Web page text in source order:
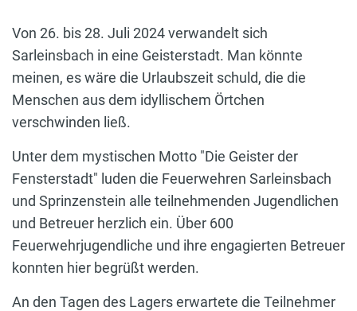
Von 26. bis 28. Juli 2024 verwandelt sich
Sarleinsbach in eine Geisterstadt. Man könnte
meinen, es wäre die Urlaubszeit schuld, die die
Menschen aus dem idyllischem Örtchen
verschwinden ließ.
Unter dem mystischen Motto "Die Geister der
Fensterstadt" luden die Feuerwehren Sarleinsbach
und Sprinzenstein alle teilnehmenden Jugendlichen
und Betreuer herzlich ein. Über 600
Feuerwehrjugendliche und ihre engagierten Betreuer
konnten hier begrüßt werden.
An den Tagen des Lagers erwartete die Teilnehmer